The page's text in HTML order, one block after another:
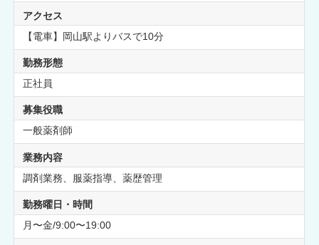
アクセス
【電車】岡山駅よりバスで10分
勤務形態
正社員
募集役職
一般薬剤師
業務内容
調剤業務、服薬指導、薬歴管理
勤務曜日・時間
月〜金/9:00〜19:00